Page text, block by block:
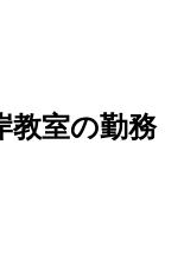
教室の勤務